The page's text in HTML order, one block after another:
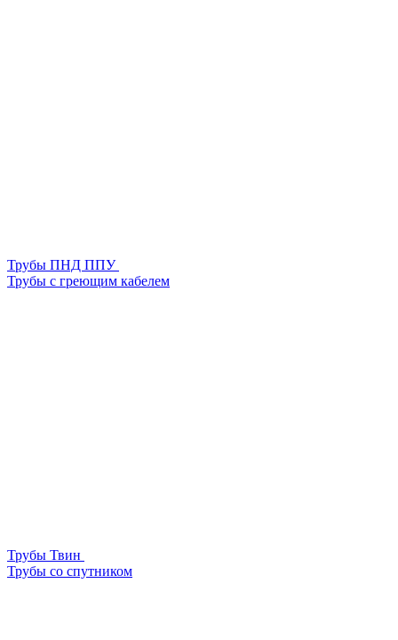
Трубы ПНД ППУ
Трубы с греющим кабелем
Трубы Твин
Трубы со спутником